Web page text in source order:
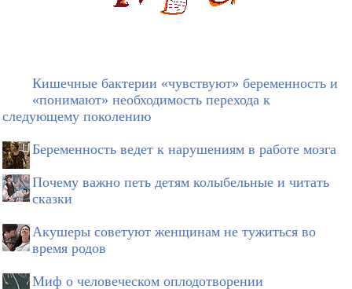
Кишечные бактерии «чувствуют» беременность и
«понимают» необходимость перехода к
следующему поколению
Беременность ведет к нарушениям в работе мозга
Почему важно петь детям колыбельные и читать
сказки
Акушеры советуют женщинам не тужиться во
время родов
Миф о человеческом оплодотворении